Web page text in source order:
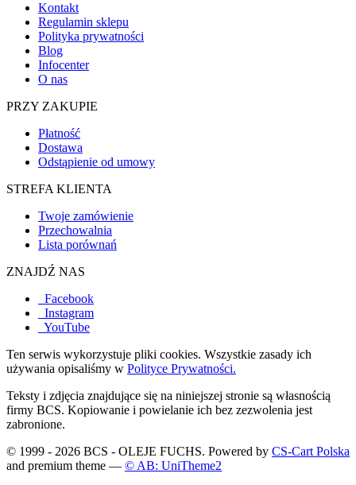
Kontakt
Regulamin sklepu
Polityka prywatności
Blog
Infocenter
O nas
PRZY ZAKUPIE
Płatność
Dostawa
Odstąpienie od umowy
STREFA KLIENTA
Twoje zamówienie
Przechowalnia
Lista porównań
ZNAJDŹ NAS
Facebook
Instagram
YouTube
Ten serwis wykorzystuje pliki cookies. Wszystkie zasady ich
używania opisaliśmy w Polityce Prywatności.
Teksty i zdjęcia znajdujące się na niniejszej stronie są własnością
firmy BCS. Kopiowanie i powielanie ich bez zezwolenia jest
zabronione.
© 1999 - 2026 BCS - OLEJE FUCHS. Powered by CS-Cart Polska
and premium theme — © AB: UniTheme2